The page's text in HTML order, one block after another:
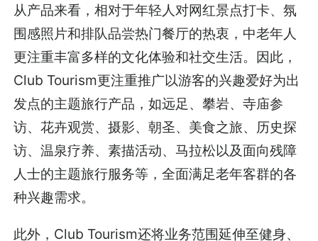
从产品来看，相对于年轻人对网红景点打卡、氛
围感照片和排队品尝热门餐厅的热衷，中老年人
更注重丰富多样的文化体验和社交生活。因此，
Club Tourism更注重推广以游客的兴趣爱好为出
发点的主题旅行产品，如远足、攀岩、寺庙参
访、花卉观赏、摄影、朝圣、美食之旅、历史探
访、温泉疗养、素描活动、马拉松以及面向残障
人士的主题旅行服务等，全面满足老年客群的各
种兴趣需求。
此外，Club Tourism还将业务范围延伸至健身、